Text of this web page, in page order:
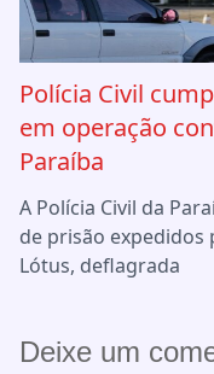
Polícia Civil
em operação
Paraíba
A Polícia Civil da
de prisão expedidos
Lótus, deflagrada
Deixe um